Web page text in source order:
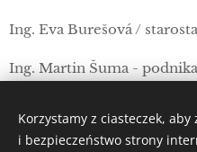
Ing. Eva Burešová /
Ing. Martin Šuma -
DOZORČÍ RADA
Korzystamy z ciasteczek,
i bezpieczeństwo strony